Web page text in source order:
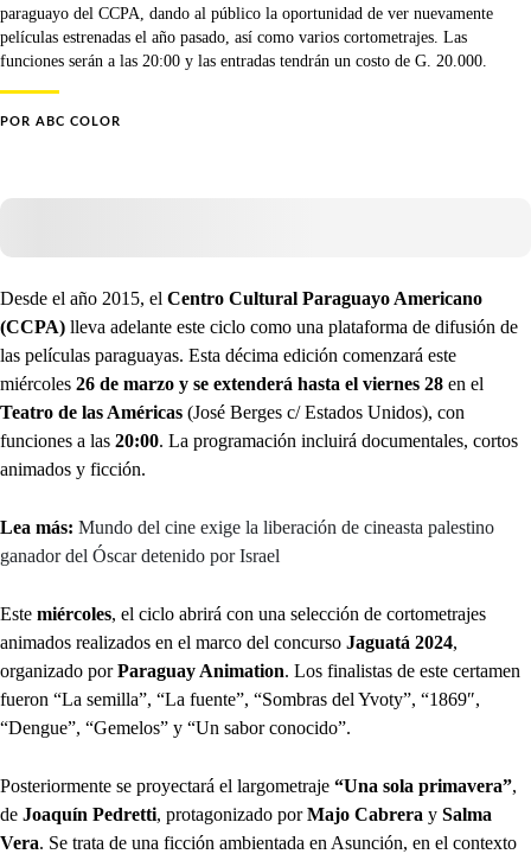
paraguayo del CCPA, dando al público la oportunidad de ver nuevamente
películas estrenadas el año pasado, así como varios cortometrajes. Las
funciones serán a las 20:00 y las entradas tendrán un costo de G. 20.000.
POR ABC COLOR
Desde el año 2015, el Centro Cultural Paraguayo Americano
(CCPA) lleva adelante este ciclo como una plataforma de difusión de
las películas paraguayas. Esta décima edición comenzará este
miércoles 26 de marzo y se extenderá hasta el viernes 28 en el
Teatro de las Américas (José Berges c/ Estados Unidos), con
funciones a las 20:00. La programación incluirá documentales, cortos
animados y ficción.
Lea más: Mundo del cine exige la liberación de cineasta palestino
ganador del Óscar detenido por Israel
Este miércoles, el ciclo abrirá con una selección de cortometrajes
animados realizados en el marco del concurso Jaguatá 2024,
organizado porParaguay Animation. Los finalistas de este certamen
fueron “La semilla”, “La fuente”, “Sombras del Yvoty”, “1869″,
“Dengue”, “Gemelos” y “Un sabor conocido”.
Posteriormente se proyectará el largometraje “Una sola primavera”,
de Joaquín Pedretti, protagonizado porMajo Cabrera y Salma
Vera. Se trata de una ficción ambientada en Asunción, en el contexto